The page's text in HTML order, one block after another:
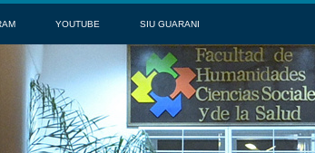
YOUTUBE SIU GUARANI